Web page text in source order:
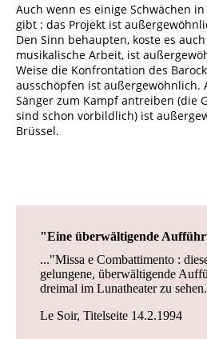
Auch wenn es einige Schwächen
gibt : das Projekt ist
Den Sinn behaupten, koste es
musikalische Arbeit, ist
Weise die Konfrontation des
ausschöpfen ist außergewöhnlich.
Sänger zum Kampf antreiben (die
sind schon vorbildlich) ist
Brüssel.
"Eine überwältigende
..."Missa e Combattimento :
gelungene, überwältigende
dreimal im Lunatheater zu
Le Soir, Titelseite 14.2.1994